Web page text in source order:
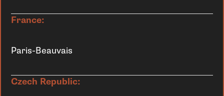
France:
Paris-Beauvais
Czech Republic: